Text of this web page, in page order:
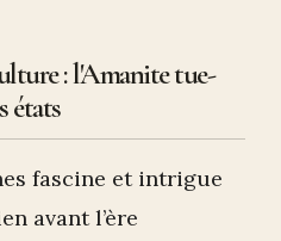
: l'Amanite tue-
états
fascine et intrigue
avant l’ère